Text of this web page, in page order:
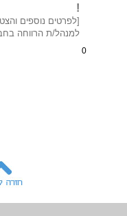
!
[לפרטים נוספים
למנהל/ת הרווחה
0